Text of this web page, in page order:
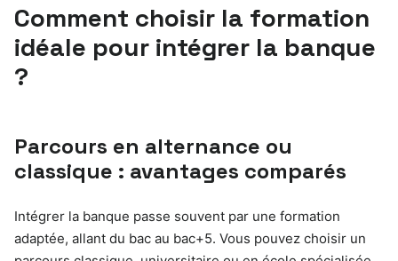
Comment choisir la formation
idéale pour intégrer la banque
?
Parcours en alternance ou
classique : avantages comparés
Intégrer la banque passe souvent par une formation
adaptée, allant du bac au bac+5. Vous pouvez choisir un